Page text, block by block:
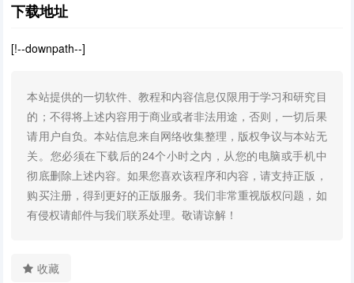
下载地址
[!--downpath--]
本站提供的一切软件、教程和内容信息仅限用于学习和研究目
的；不得将上述内容用于商业或者非法用途，否则，一切后果
请用户自负。本站信息来自网络收集整理，版权争议与本站无
关。您必须在下载后的24个小时之内，从您的电脑或手机中
彻底删除上述内容。如果您喜欢该程序和内容，请支持正版，
购买注册，得到更好的正版服务。我们非常重视版权问题，如
有侵权请邮件与我们联系处理。敬请谅解！
收藏